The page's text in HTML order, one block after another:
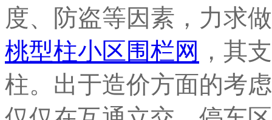
度、防盗等因素，力求
桃型柱小区围栏网 ，其
柱。出于造价方面的考